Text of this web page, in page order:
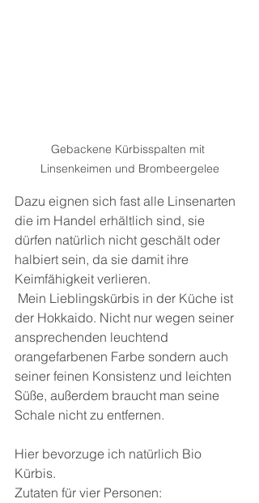
Gebackene Kürbisspalten mit
Linsenkeimen und Brombeergelee
Dazu eignen sich fast alle Linsenarten
die im Handel erhältlich sind, sie
dürfen natürlich nicht geschält oder
halbiert sein, da sie damit ihre
Keimfähigkeit verlieren.
der Hokkaido. Nicht nur wegen seiner
ansprechenden leuchtend
orangefarbenen Farbe sondern auch
seiner feinen Konsistenz und leichten
Süße, außerdem braucht man seine
Schale nicht zu entfernen.
Hier bevorzuge ich natürlich Bio
Kürbis.
Zutaten für vier Personen: